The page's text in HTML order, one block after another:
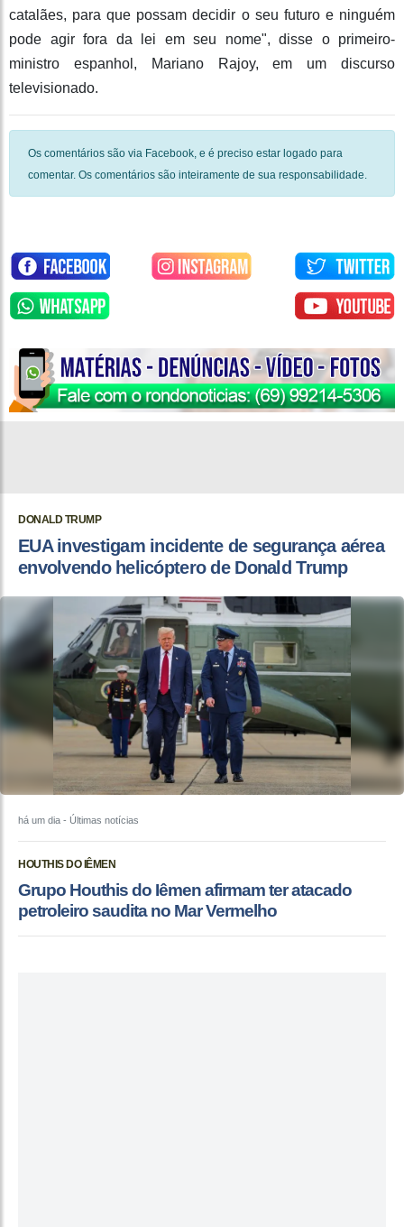
catalães, para que possam decidir o seu futuro e ninguém
pode agir fora da lei em seu nome", disse o primeiro-
ministro espanhol, Mariano Rajoy, em um discurso
televisionado.
Os comentários são via Facebook, e é preciso estar logado para
comentar. Os comentários são inteiramente de sua responsabilidade.
DONALD TRUMP
EUA investigam incidente de segurança aérea
envolvendo helicóptero de Donald Trump
há um dia - Últimas notícias
HOUTHIS DO IÊMEN
Grupo Houthis do Iêmen afirmam ter atacado
petroleiro saudita no Mar Vermelho